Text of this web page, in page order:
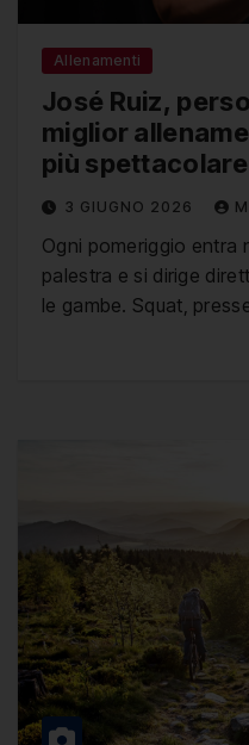
Allenamenti
José Ruiz,
miglior
più
quello che si
3 GIUGNO 2026
Ogni pomeriggio entra
palestra e si dirige
le gambe. Squat,